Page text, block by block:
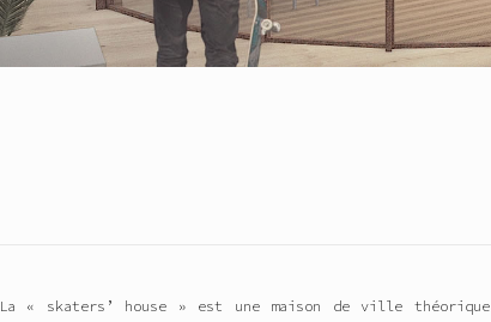
La « skaters’ house » est une maison de ville théorique